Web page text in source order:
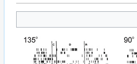
ビ
索